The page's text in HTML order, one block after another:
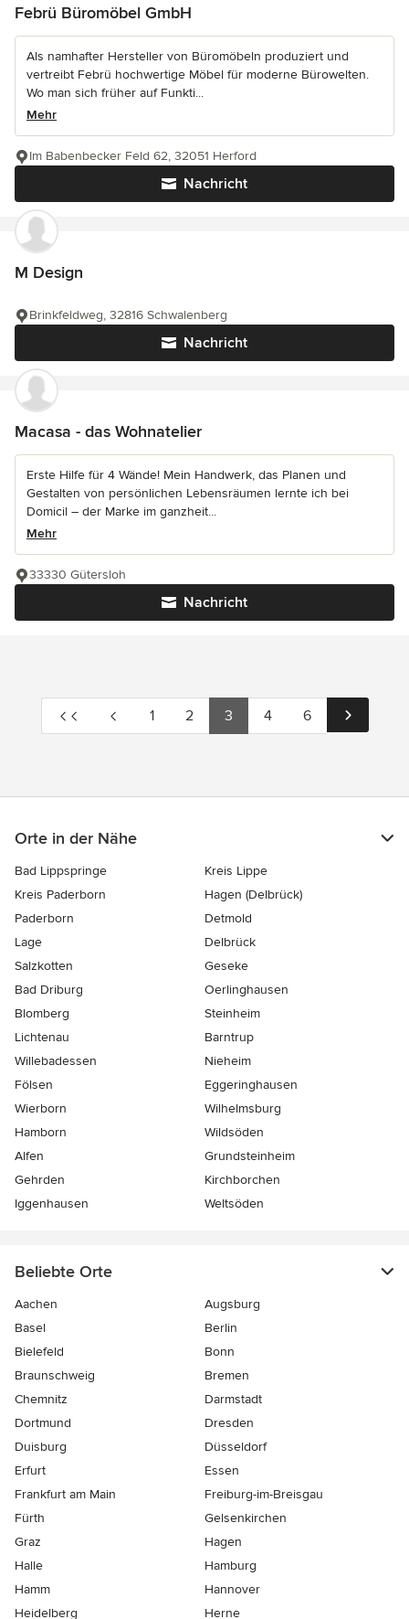
Febrü Büromöbel GmbH
Als namhafter Hersteller von Büromöbeln produziert und
vertreibt Febrü hochwertige Möbel für moderne Bürowelten.
Wo man sich früher auf Funkti...
Mehr
Nachricht
Im Babenbecker Feld 62, 32051 Herford
M Design
Nachricht
Brinkfeldweg, 32816 Schwalenberg
Macasa - das Wohnatelier
Erste Hilfe für 4 Wände! Mein Handwerk, das Planen und
Gestalten von persönlichen Lebensräumen lernte ich bei
Domicil – der Marke im ganzheit...
Mehr
Nachricht
33330 Gütersloh
1 2 3 4 6
Orte in der Nähe
Bad Lippspringe
Kreis Lippe
Kreis Paderborn
Hagen (Delbrück)
Paderborn
Detmold
Lage
Delbrück
Salzkotten
Geseke
Bad Driburg
Oerlinghausen
Blomberg
Steinheim
Lichtenau
Barntrup
Willebadessen
Nieheim
Fölsen
Eggeringhausen
Wierborn
Wilhelmsburg
Hamborn
Wildsöden
Alfen
Grundsteinheim
Gehrden
Kirchborchen
Iggenhausen
Weltsöden
Beliebte Orte
Aachen
Augsburg
Basel
Berlin
Bielefeld
Bonn
Braunschweig
Bremen
Chemnitz
Darmstadt
Dortmund
Dresden
Duisburg
Düsseldorf
Erfurt
Essen
Frankfurt am Main
Freiburg-im-Breisgau
Fürth
Gelsenkirchen
Graz
Hagen
Halle
Hamburg
Hamm
Hannover
Heidelberg
Herne